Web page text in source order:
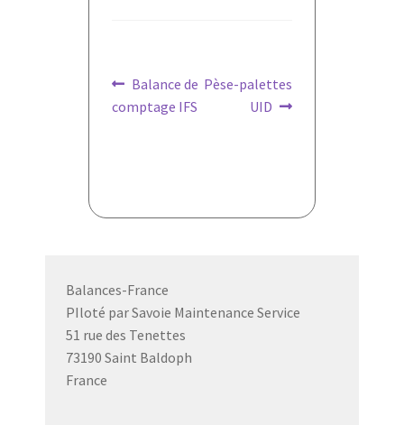
Navigation
de
Article
précédent :
Balance de
comptage IFS
Article
suivant :
Pèse-palettes
UID
Balances-France
PIloté par Savoie Maintenance Service
51 rue des Tenettes
73190 Saint Baldoph
France